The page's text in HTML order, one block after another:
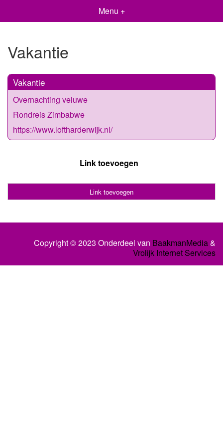
Menu +
Vakantie
Vakantie
Overnachting veluwe
Rondreis Zimbabwe
https://www.loftharderwijk.nl/
Link toevoegen
Link toevoegen
Copyright © 2023 Onderdeel van BaakmanMedia&
Vrolijk Internet Services